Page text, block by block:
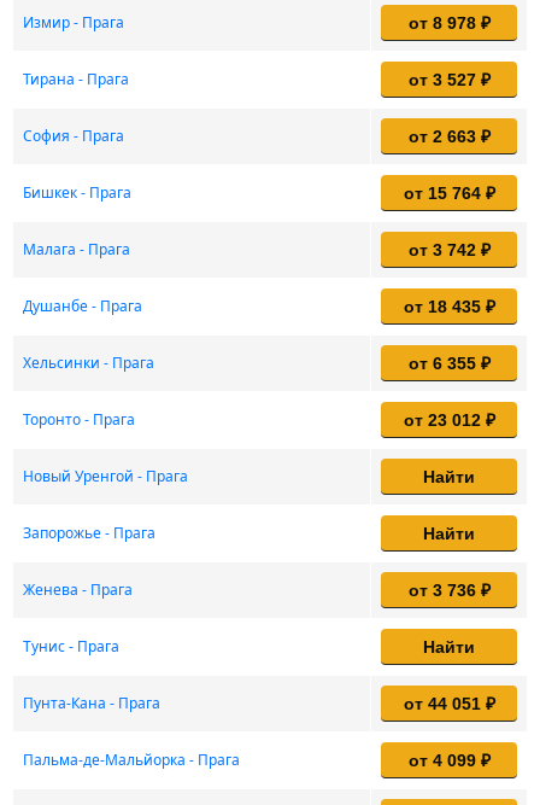
Измир - Прага от 8 978 ₽
Тирана - Прага от 3 527 ₽
София - Прага от 2 663 ₽
Бишкек - Прага от 15 764 ₽
Малага - Прага от 3 742 ₽
Душанбе - Прага от 18 435 ₽
Хельсинки - Прага от 6 355 ₽
Торонто - Прага от 23 012 ₽
Новый Уренгой - Прага Найти
Запорожье - Прага Найти
Женева - Прага от 3 736 ₽
Тунис - Прага Найти
Пунта-Кана - Прага от 44 051 ₽
Пальма-де-Мальйорка - Прага от 4 099 ₽